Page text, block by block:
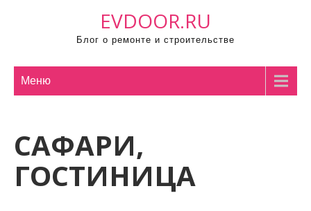
EVDOOR.RU
Блог о ремонте и строительстве
Меню
САФАРИ,
ГОСТИНИЦА